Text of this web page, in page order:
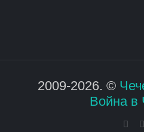
2009-2026. ©
Война в